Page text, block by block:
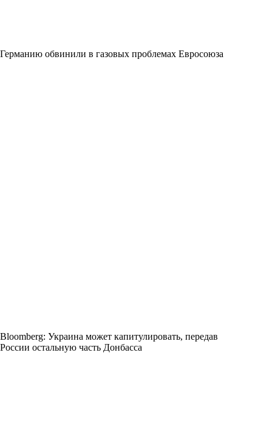
Германию обвинили в газовых проблемах Евросоюза
Bloomberg: Украина может капитулировать, передав
России остальную часть Донбасса